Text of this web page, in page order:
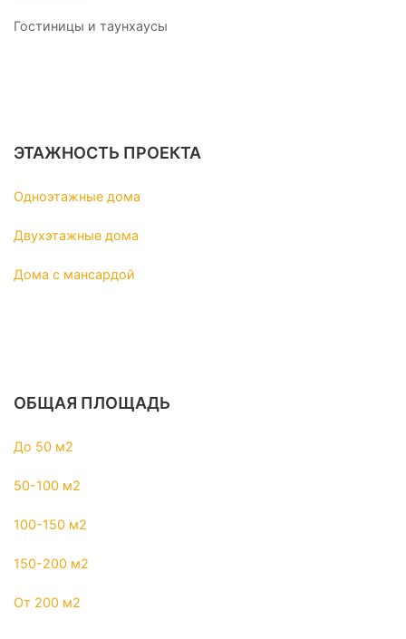
Гостиницы и таунхаусы
ЭТАЖНОСТЬ ПРОЕКТА
Одноэтажные дома
Двухэтажные дома
Дома с мансардой
ОБЩАЯ ПЛОЩАДЬ
До 50 м2
50-100 м2
100-150 м2
150-200 м2
От 200 м2